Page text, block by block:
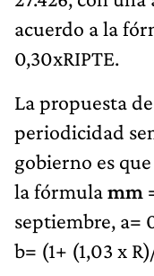
acuerdo a la
0,30xRIPTE.
La propuesta
periodicidad
gobierno es
la fórmulamm
septiembre, a=
b= (1+ (1,03 x